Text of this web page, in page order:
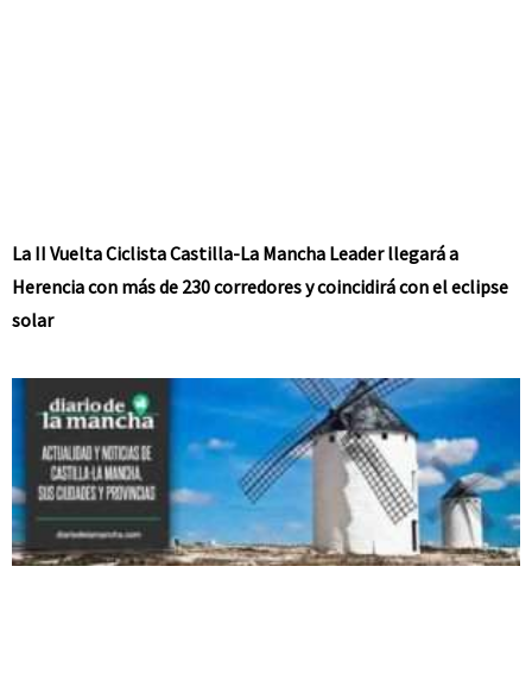
La II Vuelta Ciclista Castilla-La Mancha Leader llegará a
Herencia con más de 230 corredores y coincidirá con el eclipse
solar